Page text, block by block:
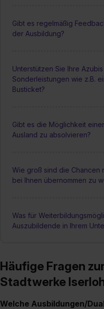
Gibt es regelmäßig
der Ausbildung?
Unterstützen Sie Ihre
Sonderleistungen wie z.B.
Busticket?
Gibt es die Möglichkeit
Ausland zu absolvieren?
Wie groß sind die Chancen
bei Ihnen übernommen zu
Was für
Auszubildende in Ihrem
Häufige Fragen
Stadtwerke
Welche Ausbildungen/